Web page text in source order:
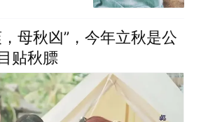
母秋凶”，今年立秋是公
贴秋膘